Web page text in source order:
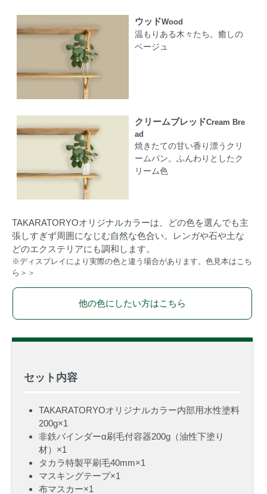
ウッドWood
温もりある木々たち。癒しの
ベージュ
クリームブレッドCream Bre
ad
焼きたての甘い香り漂うクリ
ームパン。ふんわりとしたク
リーム色
TAKARATORYOオリジナルカラーは、どの色を選んでも主
張しすぎず周囲になじむ自然な色合い。レンガや石や土な
どのエクステリアにも調和します。
※ディスプレイにより実際の色と違う場合があります。 色見本はこち
ら＞＞
他の色にしたい方はこちら
セット内容
TAKARATORYOオリジナルカラー内部用水性塗料
200g×1
非鉄バインダーα刷毛付容器200g（油性下塗り
材） ×1
タカラ特製平刷毛40mm×1
マスキングテープ×1
布マスカー×1